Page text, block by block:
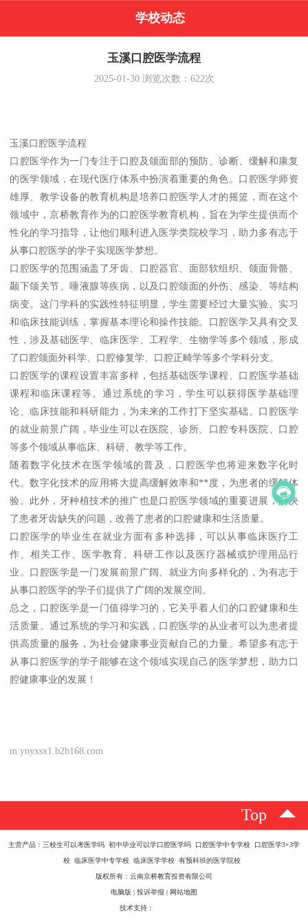
学校动态
玉溪口腔医学流程
2025-01-30浏览次数： 622次
玉溪口腔医学流程
口腔医学作为一门专注于口腔及颌面部的预防、诊断、缓解和康复
的医学领域，在现代医疗体系中扮演着重要的角色。口腔医学师资
雄厚、教学设备的教育机构是培养口腔医学人才的摇篮，而在这个
领域中，京桥教育作为的口腔医学教育机构，旨在为学生提供而个
性化的学习指导，让他们顺利进入医学类院校学习，助力多有志于
从事口腔医学的学子实现医学梦想。
口腔医学的范围涵盖了牙齿、口腔器官、面部软组织、颌面骨骼、
颞下颌关节、唾液腺等疾病，以及口腔颌面的外伤、感染、等结构
病变。这门学科的实践性特征明显，学生需要经过大量实验、实习
和临床技能训练，掌握基本理论和操作技能。口腔医学又具有交叉
性，涉及基础医学、临床医学、工程学、生物学等多个领域，形成
了口腔颌面外科学、口腔修复学、口腔正畸学等多个学科分支。
口腔医学的课程设置丰富多样，包括基础医学课程、口腔医学基础
课程和临床课程等。通过系统的学习，学生可以获得医学基础理
论、临床技能和科研能力，为未来的工作打下坚实基础。口腔医学
的就业前景广阔，毕业生可以在医院、诊所、口腔专科医院、口腔
等多个领域从事临床、科研、教学等工作。
随着数字化技术在医学领域的普及，口腔医学也将迎来数字化时
代。数字化技术的应用将大提高缓解效率和**度，为患者的缓解体
验。此外，牙种植技术的推广也是口腔医学领域的重要进展，解决
了患者牙齿缺失的问题，改善了患者的口腔健康和生活质量。
口腔医学的毕业生在就业方面有多种选择，可以从事临床医疗工
作、相关工作、医学教育、科研工作以及医疗器械或护理用品行
业。口腔医学是一门发展前景广阔、就业方向多样化的，为有志于
从事口腔医学的学子们提供了广阔的发展空间。
总之，口腔医学是一门值得学习的，它关乎着人们的口腔健康和生
活质量。通过系统的学习和实践，口腔医学的从业者可以为患者提
供高质量的服务，为社会健康事业贡献自己的力量。希望多有志于
从事口腔医学的学子能够在这个领域实现自己的医学梦想，助力口
腔健康事业的发展！
m.ynyxsx1.b2b168.com
Top
主营产品：三校生可以考医学吗 初中毕业可以学口腔医学吗 口腔医学中专学校 口腔医学3+3学
校 临床医学中专学校 临床医学学校 有预科班的医学院校
版权所有：云南京桥教育投资有限公司
电脑版 | 投诉举报 | 网站地图
技术支持：